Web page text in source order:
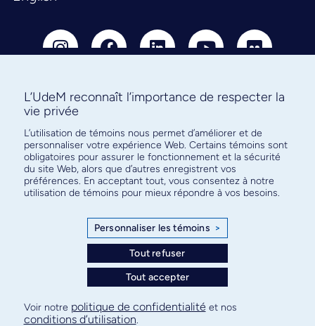
Abonnez-vous à notre infolettre
pour connaître l’actualité facultaire
© Faculté de médecine - Université de Montréal
Plan de site
Confidentialité
Conditions d’utilisation
Paramètres des témoins
L’UdeM reconnaît l’importance de respecter la
vie privée
L’utilisation de témoins nous permet d’améliorer et de
personnaliser votre expérience Web. Certains témoins sont
obligatoires pour assurer le fonctionnement et la sécurité
du site Web, alors que d’autres enregistrent vos
préférences. En acceptant tout, vous consentez à notre
utilisation de témoins pour mieux répondre à vos besoins.
Personnaliser les témoins >
Tout refuser
Tout accepter
Voir notre politique de confidentialité et nos
conditions d’utilisation.